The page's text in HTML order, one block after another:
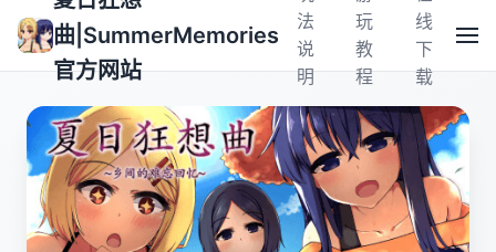
曲|SummerMemories
官方网站
法
说
明
玩
教
程
线
下
载